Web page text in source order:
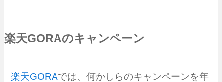
楽天GORAのキャンペーン
楽天GORAでは、何かしらのキャンペーンを年